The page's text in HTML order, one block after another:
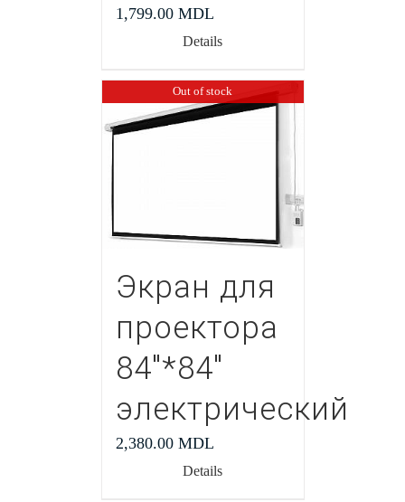
1,799.00 MDL
Details
Out of stock
Экран для
проектора
84″*84″
электрический
2,380.00 MDL
Details